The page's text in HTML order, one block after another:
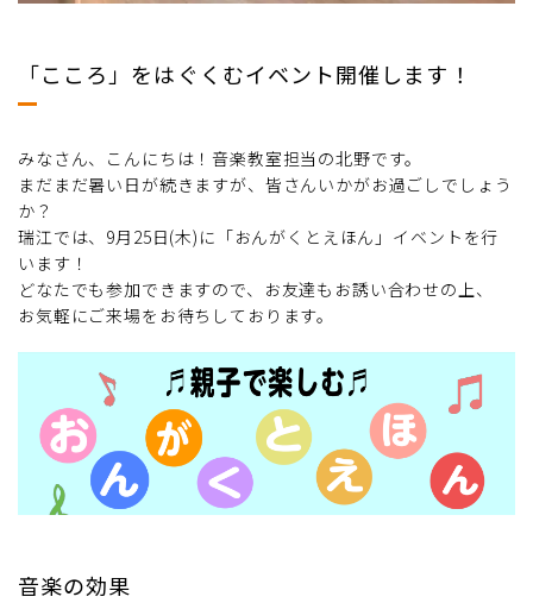
「こころ」をはぐくむイベント開催します！
みなさん、こんにちは！音楽教室担当の北野です。
まだまだ暑い日が続きますが、皆さんいかがお過ごしでしょう
か？
瑞江では、9月25日(木)に「おんがくとえほん」イベントを行
います！
どなたでも参加できますので、お友達もお誘い合わせの上、
お気軽にご来場をお待ちしております。
音楽の効果